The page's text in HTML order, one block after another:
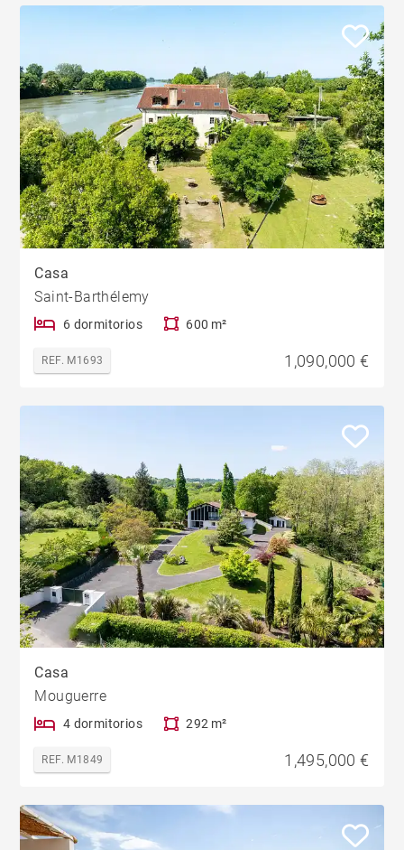
Casa
Saint-Barthélemy
6 dormitorios 600 m²
REF. M1693 1,090,000 €
Casa
Mouguerre
4 dormitorios 292 m²
REF. M1849 1,495,000 €